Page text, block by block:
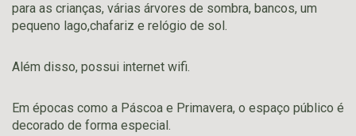
para as crianças, várias árvores de sombra, bancos, um
pequeno lago,chafariz e relógio de sol.
Além disso, possui internet wifi.
Em épocas como a Páscoa e Primavera, o espaço público é
decorado de forma especial.